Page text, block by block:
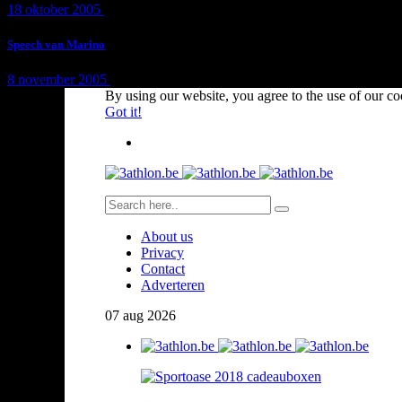
18 oktober 2005
Speech van Marino
8 november 2005
By using our website, you agree to the use of our
Got it!
About us
Privacy
Contact
Adverteren
07 aug 2026